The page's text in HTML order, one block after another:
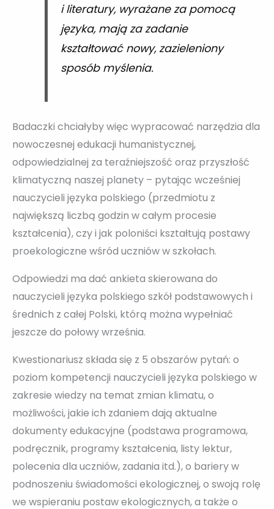
i literatury, wyrażane za pomocą
języka, mają za zadanie
kształtować nowy, zazieleniony
sposób myślenia.
Badaczki chciałyby więc wypracować narzędzia dla
nowoczesnej edukacji humanistycznej,
odpowiedzialnej za teraźniejszość oraz przyszłość
klimatyczną naszej planety – pytając wcześniej
nauczycieli języka polskiego (przedmiotu z
największą liczbą godzin w całym procesie
kształcenia), czy i jak poloniści kształtują postawy
proekologiczne wśród uczniów w szkołach.
Odpowiedzi ma dać ankieta skierowana do
nauczycieli języka polskiego szkół podstawowych i
średnich z całej Polski, którą można wypełniać
jeszcze do połowy września.
Kwestionariusz składa się z 5 obszarów pytań: o
poziom kompetencji nauczycieli języka polskiego w
zakresie wiedzy na temat zmian klimatu, o
możliwości, jakie ich zdaniem dają aktualne
dokumenty edukacyjne (podstawa programowa,
podręcznik, programy kształcenia, listy lektur,
polecenia dla uczniów, zadania itd.), o bariery w
podnoszeniu świadomości ekologicznej, o swoją rolę
we wspieraniu postaw ekologicznych, a także o